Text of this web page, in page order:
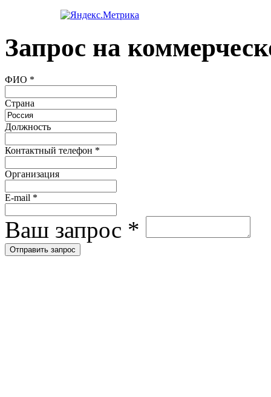
Запрос на
ФИО *
Страна
Должность
Контактный телефон *
Организация
E-mail *
Ваш запрос *